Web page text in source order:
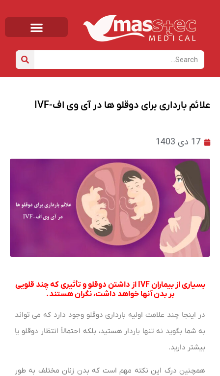
/دانشنامه/ علائم بارداری برای دوقلو ها در آی وی اف-IVF
علائم بارداری برای دوقلو ها در آی وی اف-IVF
17 دی 1403
بسیاری از بیماران IVF از داشتن دوقلو و تأثیری که چند قلویی
بر بدن آنها خواهد داشت، نگران هستند.
در اینجا چند علامت اولیه بارداری دوقلو وجود دارد که می تواند
به شما بگوید نه تنها باردار هستید، بلکه احتمالاً انتظار دوقلو یا
بیشتر دارید.
همچنین درک این نکته مهم است که بدن زنان مختلف به طور